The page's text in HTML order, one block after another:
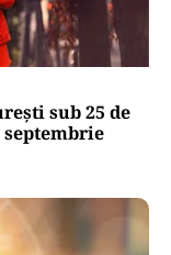
cât alcool mai